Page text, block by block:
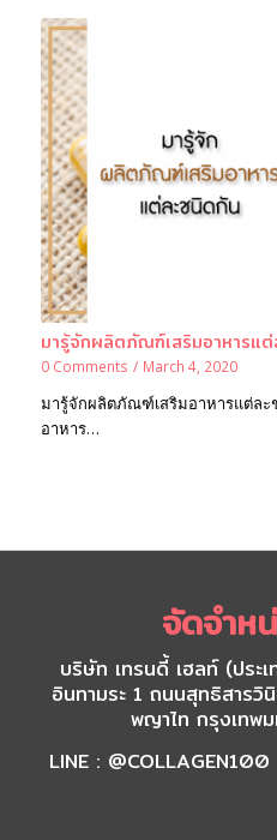
มารู้จักผลิตภัณฑ์เสริมอาหารแ
0 Comments / March 4, 2020
มารู้จักผลิตภัณฑ์เสริมอาหารแต่ล
อาหาร…
จัดจำห
บริษัท เทรนดี้ เฮลท์ (ประ
อินทามระ 1 ถนนสุทธิสารวิ
พญาไท กรุงเทพ
LINE :